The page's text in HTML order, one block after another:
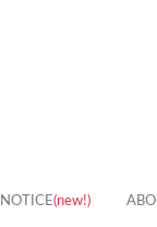
NOTICE(new!)